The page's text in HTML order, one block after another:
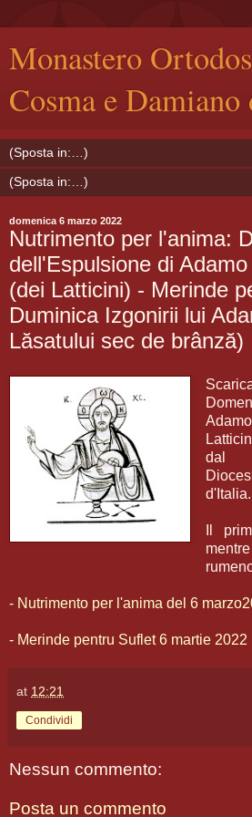
Monastero
Cosma e
domenica 6 marzo 2022
Nutrimento per l'anima:
dell'Espulsione di
(dei Latticini) - Merinde
Duminica Izgonirii lui
Lăsatului sec de brânză)
dal
d'Italia.
Il
- Nutrimento per l'anima del 6
- Merinde pentru Suflet 6 martie 2022
at 12:21
Condividi
Nessun commento:
Posta un commento